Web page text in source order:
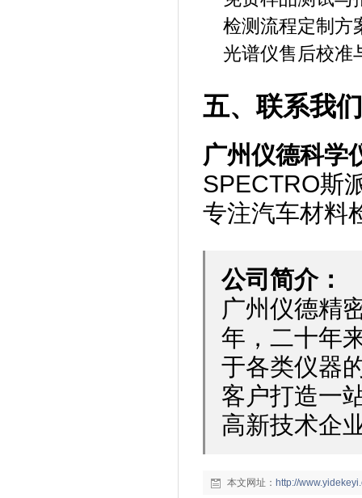
检测流程定制方
光谱仪售后校准
五、联系我们
广州仪德科学
SPECTRO斯
专注汽车材料
公司简介：
广州仪德精
年，二十年
于各类仪器
客户打造一
高新技术企
本文网址： http://